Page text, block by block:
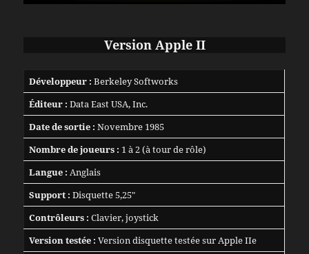
Version Apple II
Développeur : Berkeley Softworks
Éditeur : Data East USA, Inc.
Date de sortie : Novembre 1985
Nombre de joueurs : 1 à 2 (à tour de rôle)
Langue : Anglais
Support : Disquette 5,25″
Contrôleurs : Clavier, joystick
Version testée : Version disquette testée sur Apple IIe